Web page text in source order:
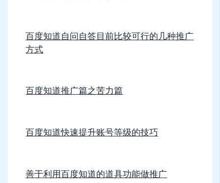
百度知道自问自答目前比较可行的几种推广
方式
百度知道推广篇之苦力篇
百度知道快速提升账号等级的技巧
善于利用百度知道的道具功能做推广